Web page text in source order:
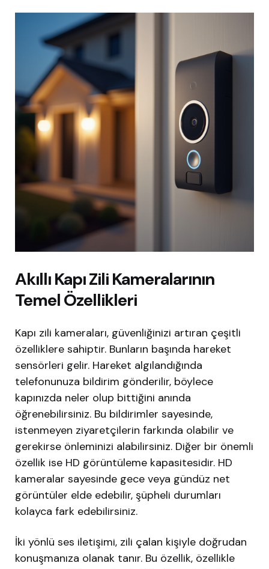
Akıllı Kapı Zili Kameralarının
Temel Özellikleri
Kapı zili kameraları, güvenliğinizi artıran çeşitli
özelliklere sahiptir. Bunların başında hareket
sensörleri gelir. Hareket algılandığında
telefonunuza bildirim gönderilir, böylece
kapınızda neler olup bittiğini anında
öğrenebilirsiniz. Bu bildirimler sayesinde,
istenmeyen ziyaretçilerin farkında olabilir ve
gerekirse önleminizi alabilirsiniz. Diğer bir önemli
özellik ise HD görüntüleme kapasitesidir. HD
kameralar sayesinde gece veya gündüz net
görüntüler elde edebilir, şüpheli durumları
kolayca fark edebilirsiniz.
İki yönlü ses iletişimi, zili çalan kişiyle doğrudan
konuşmanıza olanak tanır. Bu özellik, özellikle